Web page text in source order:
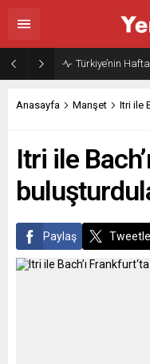
Gazze’nin
Anasayfa Manşet Itri ile
Itri ile
Paylaş Tweetle